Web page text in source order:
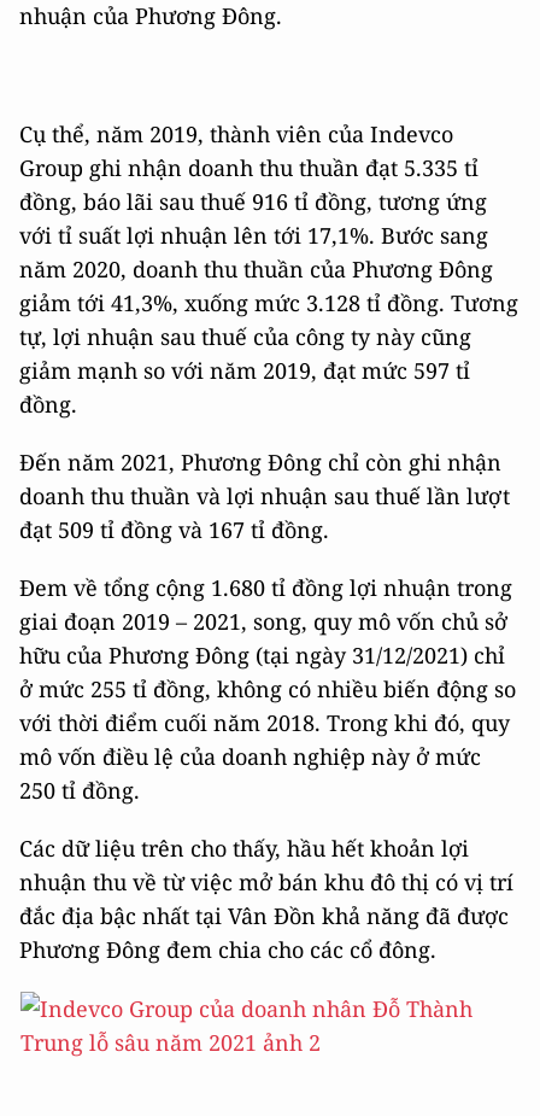
nhuận của Phương Đông.
Cụ thể, năm 2019, thành viên của Indevco
Group ghi nhận doanh thu thuần đạt 5.335 tỉ
đồng, báo lãi sau thuế 916 tỉ đồng, tương ứng
với tỉ suất lợi nhuận lên tới 17,1%. Bước sang
năm 2020, doanh thu thuần của Phương Đông
giảm tới 41,3%, xuống mức 3.128 tỉ đồng. Tương
tự, lợi nhuận sau thuế của công ty này cũng
giảm mạnh so với năm 2019, đạt mức 597 tỉ
đồng.
Đến năm 2021, Phương Đông chỉ còn ghi nhận
doanh thu thuần và lợi nhuận sau thuế lần lượt
đạt 509 tỉ đồng và 167 tỉ đồng.
Đem về tổng cộng 1.680 tỉ đồng lợi nhuận trong
giai đoạn 2019 – 2021, song, quy mô vốn chủ sở
hữu của Phương Đông (tại ngày 31/12/2021) chỉ
ở mức 255 tỉ đồng, không có nhiều biến động so
với thời điểm cuối năm 2018. Trong khi đó, quy
mô vốn điều lệ của doanh nghiệp này ở mức
250 tỉ đồng.
Các dữ liệu trên cho thấy, hầu hết khoản lợi
nhuận thu về từ việc mở bán khu đô thị có vị trí
đắc địa bậc nhất tại Vân Đồn khả năng đã được
Phương Đông đem chia cho các cổ đông.